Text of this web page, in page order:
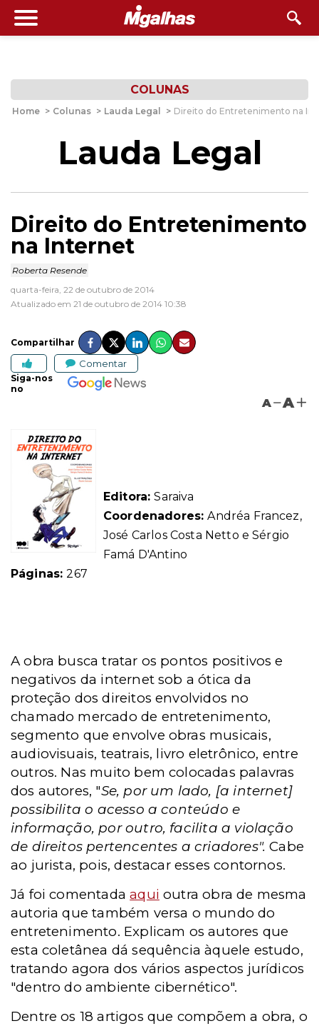
COLUNAS
Home > Colunas > Lauda Legal > Direito do Entretenimento na
Lauda Legal
Direito do Entretenimento
na Internet
Roberta Resende
quarta-feira, 22 de outubro de 2014
Atualizado em 21 de outubro de 2014 10:38
Compartilhar
Comentar
Siga-nos
no
A A
Editora:Saraiva
Coordenadores:Andréa Francez,
José Carlos Costa Netto e Sérgio
Famá D'Antino
Páginas:267
A obra busca tratar os pontos positivos e
negativos da internet sob a ótica da
proteção dos direitos envolvidos no
chamado mercado de entretenimento,
segmento que envolve obras musicais,
audiovisuais, teatrais, livro eletrônico, entre
outros. Nas muito bem colocadas palavras
dos autores, "Se, por um lado, [a internet]
possibilita o acesso a conteúdo e
informação, por outro, facilita a violação
de direitos pertencentes a criadores". Cabe
ao jurista, pois, destacar esses contornos.
Já foi comentadaaqui outra obra de mesma
autoria que também versa o mundo do
entretenimento. Explicam os autores que
esta coletânea dá sequência àquele estudo,
tratando agora dos vários aspectos jurídicos
"dentro do ambiente cibernético".
Dentre os 18 artigos que compõem a obra, o